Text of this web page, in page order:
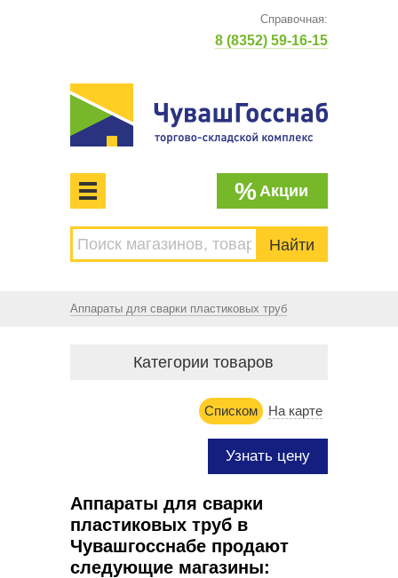
Справочная:
8 (8352) 59-16-15
МЕНЮ
%Акции
Аппараты для сварки пластиковых труб
Категории товаров
На карте
Списком
Узнать цену
Аппараты для сварки
пластиковых труб в
Чувашгосснабе продают
следующие магазины: